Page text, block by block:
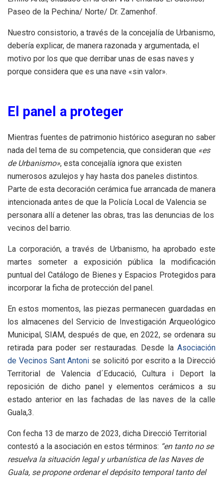
Paseo de la Pechina/ Norte/ Dr. Zamenhof.
Nuestro consistorio, a través de la concejalía de Urbanismo,
debería explicar, de manera razonada y argumentada, el
motivo por los que que derribar unas de esas naves y
porque considera que es una nave «sin valor».
El panel a proteger
Mientras fuentes de patrimonio histórico aseguran no saber
nada del tema de su competencia, que consideran que «es
de Urbanismo», esta concejalía ignora que existen
numerosos azulejos y hay hasta dos paneles distintos.
Parte de esta decoración cerámica fue arrancada de manera
intencionada antes de que la Policía Local de Valencia se
personara allí a detener las obras, tras las denuncias de los
vecinos del barrio.
La corporación, a través de Urbanismo, ha aprobado este
martes someter a exposición pública la modificación
puntual del Catálogo de Bienes y Espacios Protegidos para
incorporar la ficha de protección del panel.
En estos momentos, las piezas permanecen guardadas en
los almacenes del Servicio de Investigación Arqueológico
Municipal, SIAM, después de que, en 2022, se ordenara su
retirada para poder ser restauradas. Desde la Asociación
de Vecinos Sant Antoni se solicitó por escrito a la Direcció
Territorial de Valencia d´Educació, Cultura i Deport la
reposición de dicho panel y elementos cerámicos a su
estado anterior en las fachadas de las naves de la calle
Guala,3.
Con fecha 13 de marzo de 2023, dicha Direcció Territorial
contestó a la asociación en estos términos: “en tanto no se
resuelva la situación legal y urbanística de las Naves de
Guala, se propone ordenar el depósito temporal tanto del